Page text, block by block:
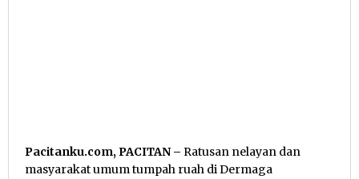
Pacitanku.com, PACITAN – Ratusan nelayan dan
masyarakat umum tumpah ruah di Dermaga